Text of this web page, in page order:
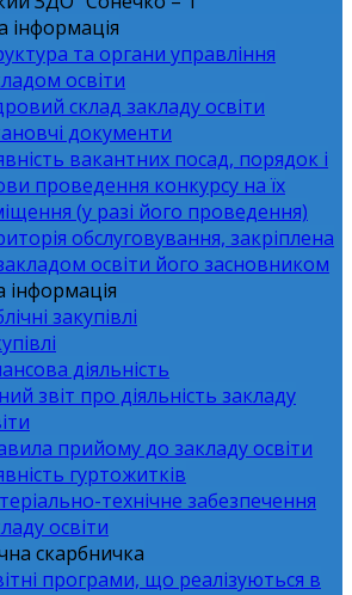
інформація
та органи управління
освіти
склад закладу освіти
документи
вакантних посад, порядок і
проведення конкурсу на їх
(у разі його проведення)
обслуговування, закріплена
освіти його засновником
інформація
закупівлі
діяльність
звіт про діяльність закладу
прийому до закладу освіти
гуртожитків
технічне забезпечення
освіти
скарбничка
програми, що реалізуються в